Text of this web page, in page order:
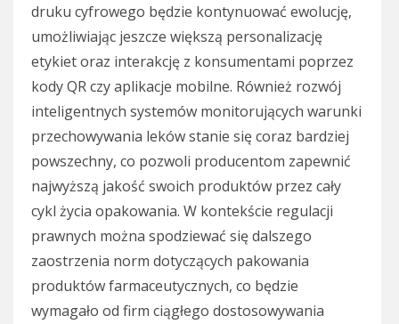
druku cyfrowego będzie kontynuować ewolucję,
umożliwiając jeszcze większą personalizację
etykiet oraz interakcję z konsumentami poprzez
kody QR czy aplikacje mobilne. Również rozwój
inteligentnych systemów monitorujących warunki
przechowywania leków stanie się coraz bardziej
powszechny, co pozwoli producentom zapewnić
najwyższą jakość swoich produktów przez cały
cykl życia opakowania. W kontekście regulacji
prawnych można spodziewać się dalszego
zaostrzenia norm dotyczących pakowania
produktów farmaceutycznych, co będzie
wymagało od firm ciągłego dostosowywania